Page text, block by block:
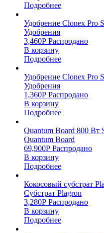
Подробнее
Удобрение Clonex Pro
Удобрения
3,460Р Распродано
В корзину
Подробнее
Удобрение Clonex Pro
Удобрения
1,360Р Распродано
В корзину
Подробнее
Quantum Board 800 Вт
Quantum Board
69,900Р Распродано
В корзину
Подробнее
Кокосовый субстрат
Субстрат Plagron
3,280Р Распродано
В корзину
Подробнее